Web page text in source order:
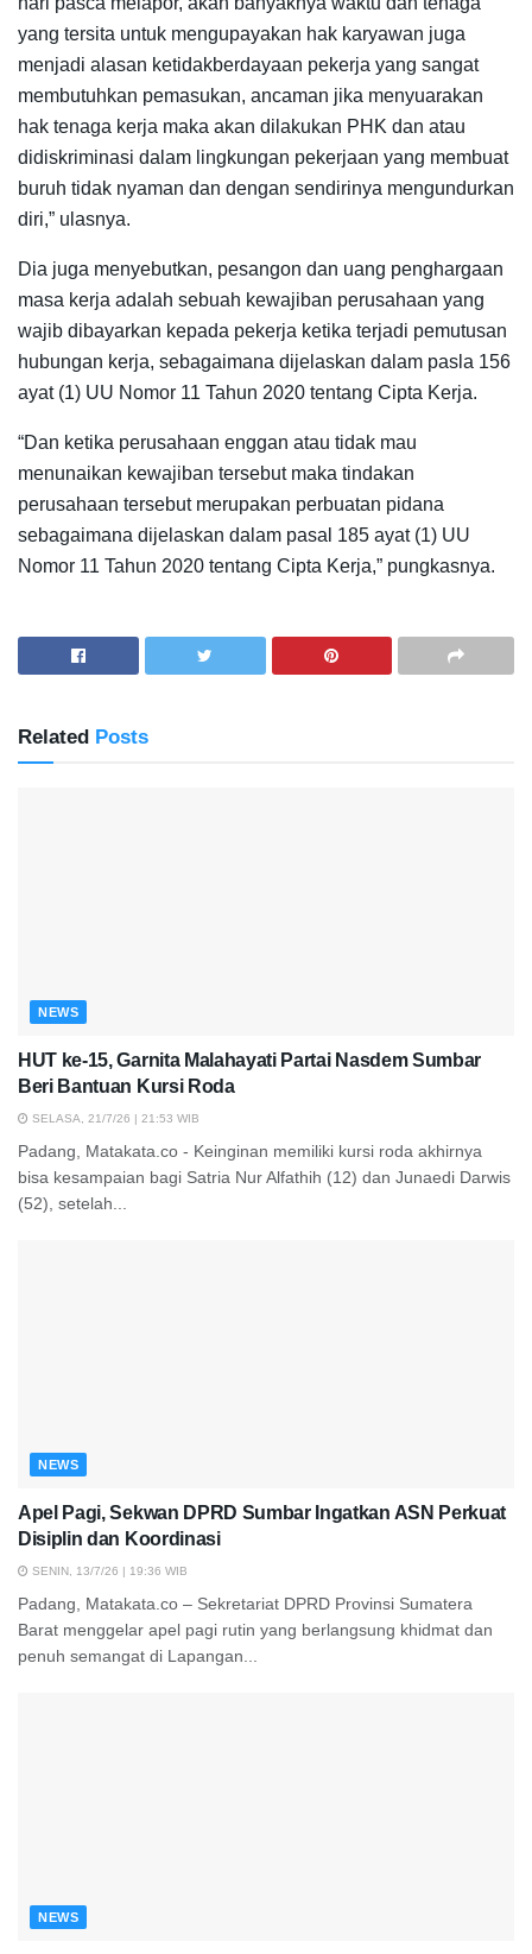
yang tersita untuk mengupayakan hak karyawan juga
menjadi alasan ketidakberdayaan pekerja yang sangat
membutuhkan pemasukan, ancaman jika menyuarakan
hak tenaga kerja maka akan dilakukan PHK dan atau
didiskriminasi dalam lingkungan pekerjaan yang membuat
buruh tidak nyaman dan dengan sendirinya mengundurkan
diri,” ulasnya.
Dia juga menyebutkan, pesangon dan uang penghargaan
masa kerja adalah sebuah kewajiban perusahaan yang
wajib dibayarkan kepada pekerja ketika terjadi pemutusan
hubungan kerja, sebagaimana dijelaskan dalam pasla 156
ayat (1) UU Nomor 11 Tahun 2020 tentang Cipta Kerja.
“Dan ketika perusahaan enggan atau tidak mau
menunaikan kewajiban tersebut maka tindakan
perusahaan tersebut merupakan perbuatan pidana
sebagaimana dijelaskan dalam pasal 185 ayat (1) UU
Nomor 11 Tahun 2020 tentang Cipta Kerja,” pungkasnya.
Related Posts
NEWS
HUT ke-15, Garnita Malahayati Partai Nasdem Sumbar
Beri Bantuan Kursi Roda
SELASA, 21/7/26 | 21:53 WIB
Padang, Matakata.co - Keinginan memiliki kursi roda akhirnya
bisa kesampaian bagi Satria Nur Alfathih (12) dan Junaedi Darwis
(52), setelah...
NEWS
Apel Pagi, Sekwan DPRD Sumbar Ingatkan ASN Perkuat
Disiplin dan Koordinasi
SENIN, 13/7/26 | 19:36 WIB
Padang, Matakata.co – Sekretariat DPRD Provinsi Sumatera
Barat menggelar apel pagi rutin yang berlangsung khidmat dan
penuh semangat di Lapangan...
NEWS